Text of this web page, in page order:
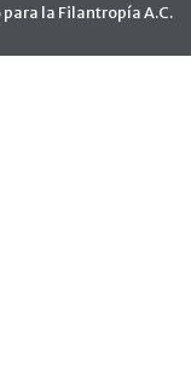
la Filantropía A.C.